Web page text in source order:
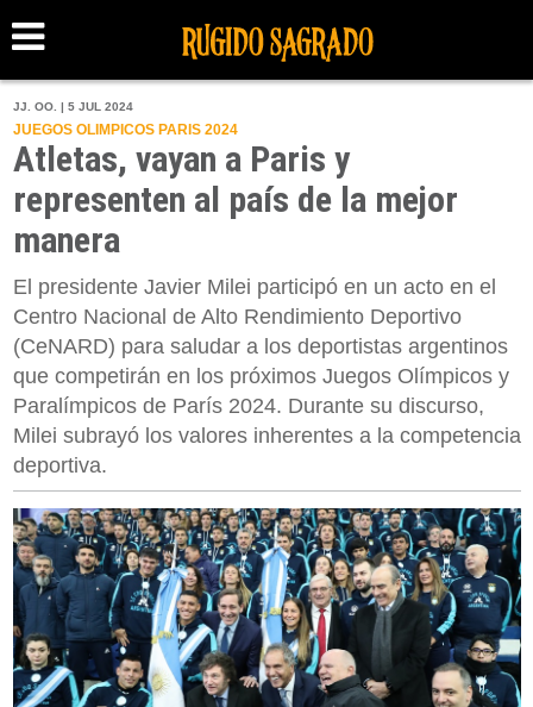
JJ. OO. | 5 JUL 2024
JUEGOS OLIMPICOS PARIS 2024
Atletas, vayan a Paris y
representen al país de la mejor
manera
El presidente Javier Milei participó en un acto en el
Centro Nacional de Alto Rendimiento Deportivo
(CeNARD) para saludar a los deportistas argentinos
que competirán en los próximos Juegos Olímpicos y
Paralímpicos de París 2024. Durante su discurso,
Milei subrayó los valores inherentes a la competencia
deportiva.